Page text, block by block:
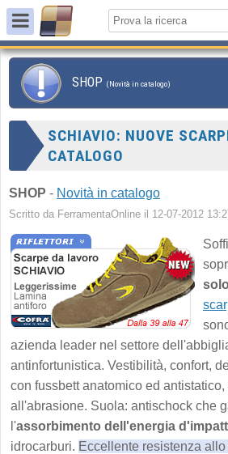
SHOP (Novità in catalogo)
SCHIAVIO: NUOVE
CATALOGO
SHOP - Novità in catalogo
Scritto da FerramentaOnline il 12-07-2012
azienda leader nel settore
antinfortunistica. Vestibilità, confort,
con fussbett anatomico ed
all'abrasione. Suola: antischock che
l'assorbimento dell'energia
idrocarburi. Eccellente resistenza